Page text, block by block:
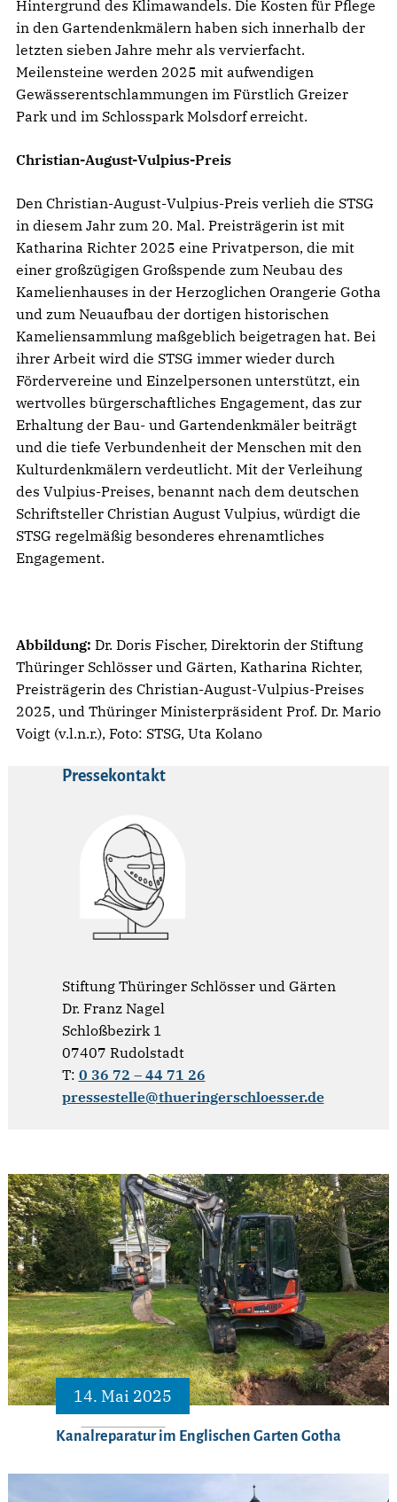
Hintergrund des Klimawandels. Die Kosten für Pflege
in den Gartendenkmälern haben sich innerhalb der
letzten sieben Jahre mehr als vervierfacht.
Meilensteine werden 2025 mit aufwendigen
Gewässerentschlammungen im Fürstlich Greizer
Park und im Schlosspark Molsdorf erreicht.
Christian-August-Vulpius-Preis
Den Christian-August-Vulpius-Preis verlieh die STSG
in diesem Jahr zum 20. Mal. Preisträgerin ist mit
Katharina Richter 2025 eine Privatperson, die mit
einer großzügigen Großspende zum Neubau des
Kamelienhauses in der Herzoglichen Orangerie Gotha
und zum Neuaufbau der dortigen historischen
Kameliensammlung maßgeblich beigetragen hat. Bei
ihrer Arbeit wird die STSG immer wieder durch
Fördervereine und Einzelpersonen unterstützt, ein
wertvolles bürgerschaftliches Engagement, das zur
Erhaltung der Bau- und Gartendenkmäler beiträgt
und die tiefe Verbundenheit der Menschen mit den
Kulturdenkmälern verdeutlicht. Mit der Verleihung
des Vulpius-Preises, benannt nach dem deutschen
Schriftsteller Christian August Vulpius, würdigt die
STSG regelmäßig besonderes ehrenamtliches
Engagement.
Abbildung: Dr. Doris Fischer, Direktorin der Stiftung
Thüringer Schlösser und Gärten, Katharina Richter,
Preisträgerin des Christian-August-Vulpius-Preises
2025, und Thüringer Ministerpräsident Prof. Dr. Mario
Voigt (v.l.n.r.), Foto: STSG, Uta Kolano
Pressekontakt
Stiftung Thüringer Schlösser und Gärten
Dr. Franz Nagel
Schloßbezirk 1
07407 Rudolstadt
T: 0 36 72 – 44 71 26
pressestelle@thueringerschloesser.de
14. Mai 2025
Kanalreparatur im Englischen Garten Gotha